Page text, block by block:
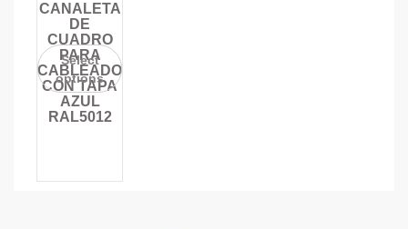
CANALETA
DE
CUADRO
PARA
CABLEADO
CON TAPA
AZUL
RAL5012
Select
options